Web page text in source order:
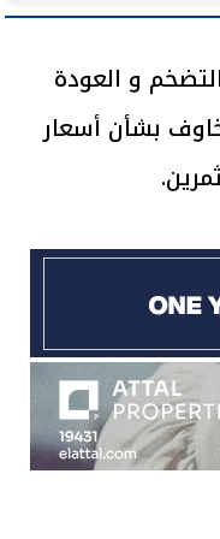
و العودة
المخاوف بشأن أسعار
افتتاح «إيجبس 2026»
والبترول: مصر تعزز
مركزًا إقليميًّا للطاقة